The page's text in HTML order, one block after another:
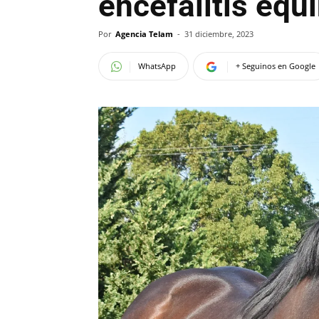
Por Agencia Telam - 31 diciembre, 2023
WhatsApp + Seguinos en Google